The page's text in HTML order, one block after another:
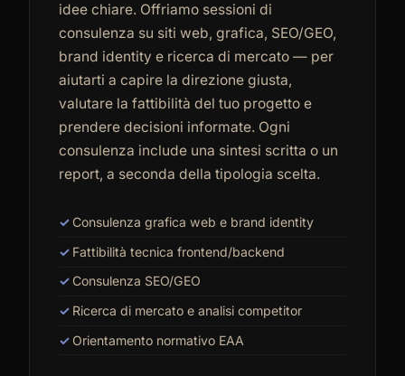
idee chiare. Offriamo sessioni di
consulenza su siti web, grafica, SEO/GEO,
brand identity e ricerca di mercato — per
aiutarti a capire la direzione giusta,
valutare la fattibilità del tuo progetto e
prendere decisioni informate. Ogni
consulenza include una sintesi scritta o un
report, a seconda della tipologia scelta.
Consulenza grafica web e brand identity
Fattibilità tecnica frontend/backend
Consulenza SEO/GEO
Ricerca di mercato e analisi competitor
Orientamento normativo EAA